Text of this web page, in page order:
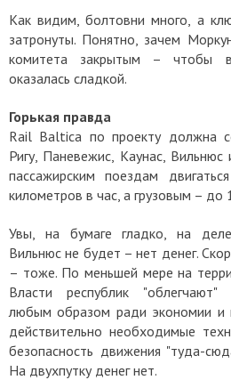
Как видим, болтовни много, а
затронуты. Понятно, зачем
комитета закрытым – чтобы
оказалась сладкой.
Горькая правда
Rail Baltica по проекту должна
Ригу, Паневежис, Каунас,
пассажирским поездам
километров в час, а грузовым – до
Увы, на бумаге гладко, на
Вильнюс не будет – нет денег.
– тоже. По меньшей мере на
Власти республик "облегчают"
любым образом ради экономии и
действительно необходимые
безопасность движения "туда-
На двухпутку денег нет.